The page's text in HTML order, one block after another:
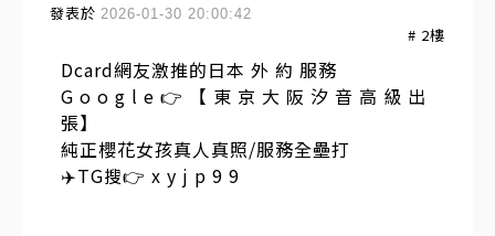
發表於 2026-01-30 20:00:42
# 2樓
Dcard網友激推的日本 外 約 服務
G o o g l e 👉 【 東 京 大 阪 汐 音 高 級 出
張】
純正櫻花女孩真人真照/服務全壘打
✈️TG搜👉 x y j p 9 9